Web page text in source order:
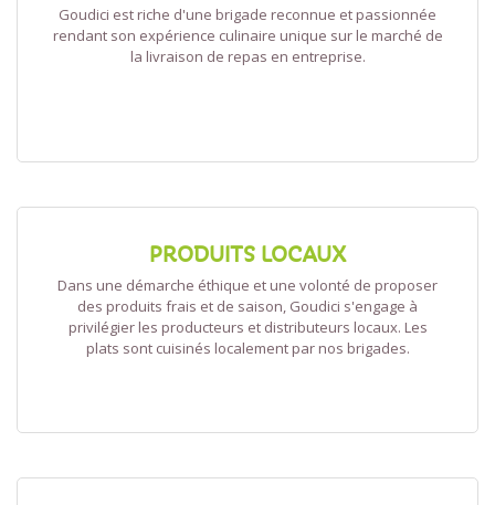
Goudici est riche d'une brigade reconnue et passionnée
rendant son expérience culinaire unique sur le marché de
la livraison de repas en entreprise.
PRODUITS LOCAUX
Dans une démarche éthique et une volonté de proposer
des produits frais et de saison, Goudici s'engage à
privilégier les producteurs et distributeurs locaux. Les
plats sont cuisinés localement par nos brigades.